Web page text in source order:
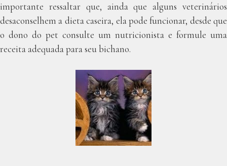
importante ressaltar que, ainda que alguns veterinários
desaconselhem a dieta caseira, ela pode funcionar, desde que
o dono do pet consulte um nutricionista e formule uma
receita adequada para seu bichano.